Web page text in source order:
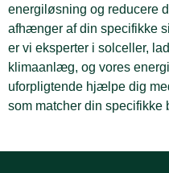
energiløsning og reducere
afhænger af din specifikke
er vi eksperter i solceller,
klimaanlæg, og vores
uforpligtende hjælpe dig
som matcher din specifikke